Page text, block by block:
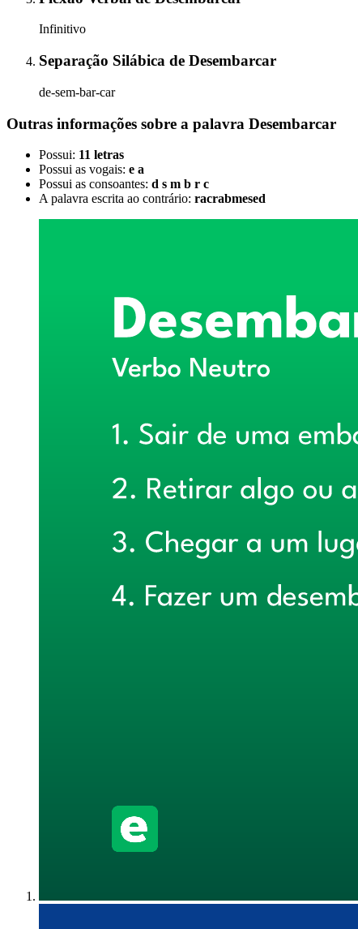
Infinitivo
Separação Silábica de Desembarcar
de-sem-bar-car
Outras informações sobre a palavra Desembarcar
Possui: 11 letras
Possui as vogais: e a
Possui as consoantes: d s m b r c
A palavra escrita ao contrário: racrabmesed